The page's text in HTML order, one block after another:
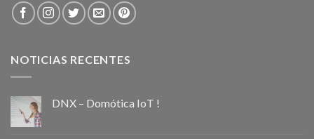
NOTICIAS RECENTES
DNX – Domótica IoT !